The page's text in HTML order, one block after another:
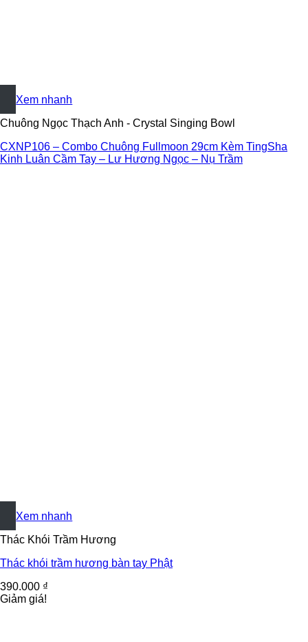
+
Xem nhanh
Chuông Ngọc Thạch Anh - Crystal Singing Bowl
CXNP106 – Combo Chuông Fullmoon 29cm Kèm TingSha
Kinh Luân Cầm Tay – Lư Hương Ngọc – Nụ Trầm
+
Xem nhanh
Thác Khói Trầm Hương
Thác khói trầm hương bàn tay Phật
390.000 ₫
Giảm giá!